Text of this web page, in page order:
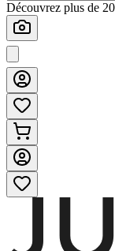
Découvrez plus de